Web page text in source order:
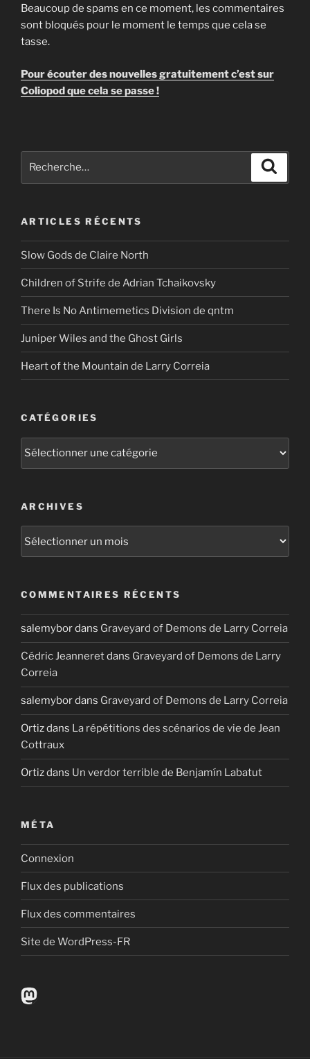
Beaucoup de spams en ce moment, les commentaires
sont bloqués pour le moment le temps que cela se
tasse.
Pour écouter des nouvelles gratuitement c’est sur
Coliopod que cela se passe !
ARTICLES RÉCENTS
Slow Gods de Claire North
Children of Strife de Adrian Tchaikovsky
There Is No Antimemetics Division de qntm
Juniper Wiles and the Ghost Girls
Heart of the Mountain de Larry Correia
CATÉGORIES
ARCHIVES
COMMENTAIRES RÉCENTS
salemybordans Graveyard of Demons de Larry Correia
Cédric Jeanneretdans Graveyard of Demons de Larry
Correia
salemybordans Graveyard of Demons de Larry Correia
Ortizdans La répétitions des scénarios de vie de Jean
Cottraux
Ortizdans Un verdor terrible de Benjamín Labatut
MÉTA
Connexion
Flux des publications
Flux des commentaires
Site de WordPress-FR
Mastodon